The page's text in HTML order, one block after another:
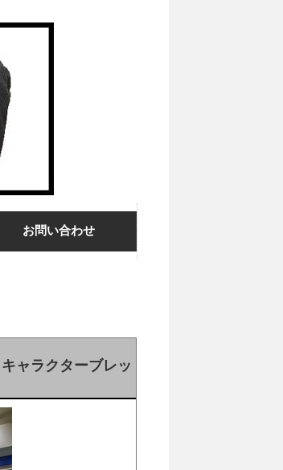
お問い合わせ
ャラクターブレッ